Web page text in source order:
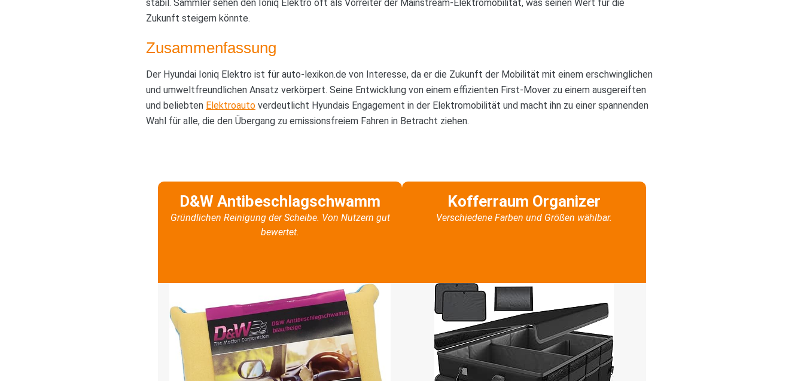
stabil. Sammler sehen den Ioniq Elektro oft als Vorreiter der Mainstream-Elektromobilität, was seinen Wert für die
Zukunft steigern könnte.
Zusammenfassung
Der Hyundai Ioniq Elektro ist für auto-lexikon.de von Interesse, da er die Zukunft der Mobilität mit einem erschwinglichen
und umweltfreundlichen Ansatz verkörpert. Seine Entwicklung von einem effizienten First-Mover zu einem ausgereiften
und beliebten Elektroauto verdeutlicht Hyundais Engagement in der Elektromobilität und macht ihn zu einer spannenden
Wahl für alle, die den Übergang zu emissionsfreiem Fahren in Betracht ziehen.
D&W Antibeschlagschwamm
Gründlichen Reinigung der Scheibe. Von Nutzern gut
bewertet.
Kofferraum Organizer
Verschiedene Farben und Größen wählbar.